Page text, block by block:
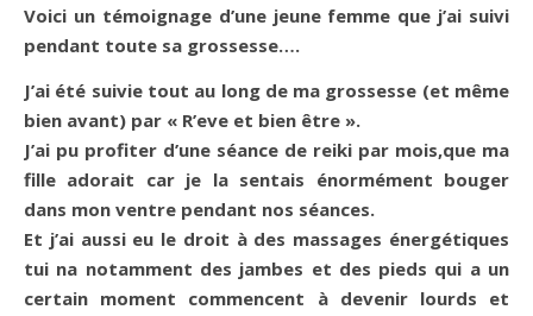
Voici un témoignage d’une jeune femme que j’ai suivi
pendant toute sa grossesse….
J’ai été suivie tout au long de ma grossesse (et même
bien avant) par « R’eve et bien être ».
J’ai pu profiter d’une séance de reiki par mois,que ma
fille adorait car je la sentais énormément bouger
dans mon ventre pendant nos séances.
Et j’ai aussi eu le droit à des massages énergétiques
tui na notamment des jambes et des pieds qui a un
certain moment commencent à devenir lourds et